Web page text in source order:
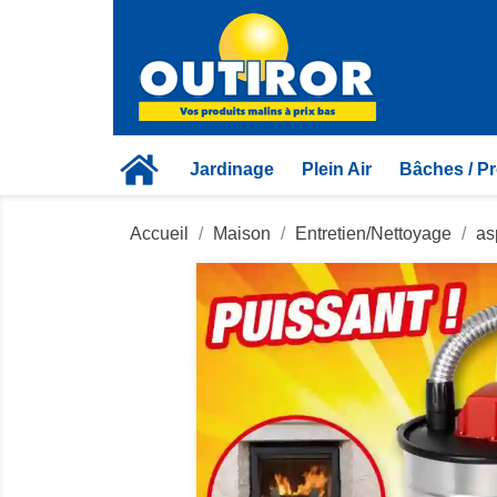
Jardinage Plein Air Bâches /
Accueil Maison Entretien/Nettoyage